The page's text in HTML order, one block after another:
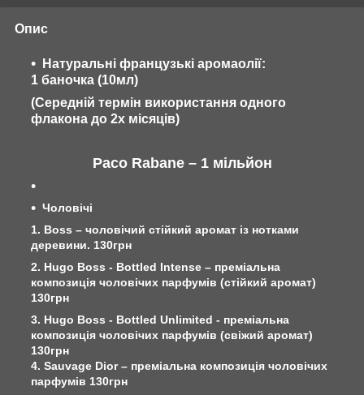
Опис
Натуральні французькі аромаолії:
1 баночка (10мл)
(Середній термін використання одного
флакона до 2х місяців)
Paco Rabane – 1 мільйон
Чоловічі
1. Boss – чоловічий стійкий аромат із нотками
деревини. 130грн
2. Hugo Boss - Bottled Intense – преміальна
композиція чоловічих парфумів (стійкий аромат)
130грн
3. Hugo Boss - Bottled Unlimited - преміальна
композиція чоловічих парфумів (свіжий аромат)
130грн
4. Sauvage Dior – преміальна композиція чоловічих
парфумів 130грн